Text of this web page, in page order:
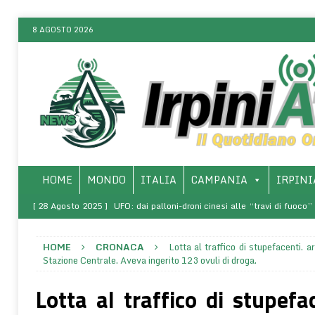
8 AGOSTO 2026
HOME MONDO ITALIA CAMPANIA
[ 28 Agosto 2025 ] UFO: dai palloni-droni cinesi alle “travi di
[ 8 Marzo 2025 ] SALERNO – Presso l’Arcidiocesi, la
[ 8 Agosto 2026 ]
Siamo la somma delle 5 persone che
HOME CRONACA
Lotta al traffico di stupefacenti.
Stazione Centrale. Aveva ingerito 123 ovuli di droga.
Lotta al traffico di